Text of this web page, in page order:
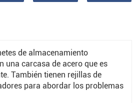
admiten modos de
para aumentar la tolerancia a
de los datos.
de almacenamiento
una carcasa de acero que es
También tienen rejillas de
para abordar los problemas